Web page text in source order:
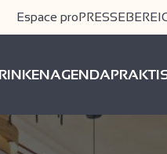
Espace pro
AGENDA